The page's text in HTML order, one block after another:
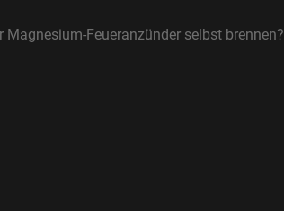
Magnesium-Feueranzünder selbst brennen?